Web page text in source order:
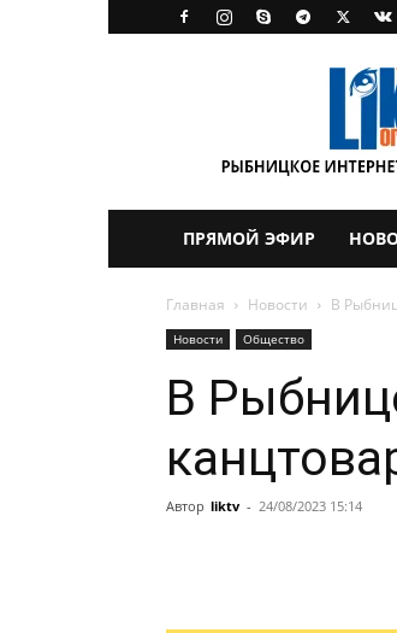
ПРЯМОЙ ЭФИР
Главная Новости В
Новости Общество
В
Автор liktv - 24/08/2023 15:14